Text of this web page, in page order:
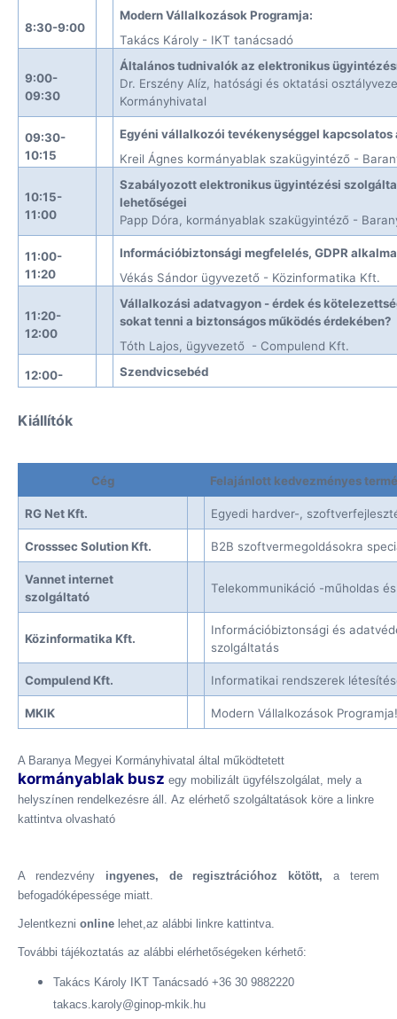
8:30-9:00
Modern Vállalkozások Programja:
Takács Károly - IKT tanácsadó
9:00-
09:30
Általános tudnivalók az elektronikus
Dr. Erszény Alíz, hatósági és oktatási
Kormányhivatal
09:30-
10:15
Egyéni vállalkozói tevékenységgelkapcsolatos
Kreil Ágnes kormányablak szakügyintéző -
10:15-
11:00
Szabályozott elektronikus ügyintézési
lehetőségei
Papp Dóra, kormányablak szakügyintéző -
11:00-
11:20
Információbiztonsági megfelelés, GDPR
Vékás Sándor ügyvezető - Közinformatika Kft.
11:20-
12:00
Vállalkozási adatvagyon - érdek és
sokat tenni a biztonságos működés érdekében?
Tóth Lajos, ügyvezető - Compulend Kft.
12:00- Szendvicsebéd
Kiállítók
Cég Felajánlott kedvezményes
RG Net Kft. Egyedi hardver-,
Crosssec Solution Kft. B2B szoftvermegoldásokra
Vannet internet
szolgáltató
Telekommunikáció -műholdas
Közinformatika Kft.
Információbiztonsági és
szolgáltatás
Compulend Kft. Informatikai rendszerek
MKIK Modern Vállalkozások
A Baranya Megyei Kormányhivatal által működtetett
kormányablak busz egy mobilizált ügyfélszolgálat, mely a
helyszínen rendelkezésre áll. Az elérhető szolgáltatások köre a linkre
kattintva olvasható
A rendezvény ingyenes, de regisztrációhoz kötött,a terem
befogadóképessége miatt.
Jelentkezni online lehet,az alábbi linkre kattintva.
További tájékoztatás az alábbi elérhetőségeken kérhető:
Takács Károly IKT Tanácsadó +36 30 9882220
takacs.karoly@ginop-mkik.hu